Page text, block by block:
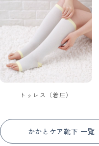
トゥレス（着圧）
かかとケア靴下 一覧